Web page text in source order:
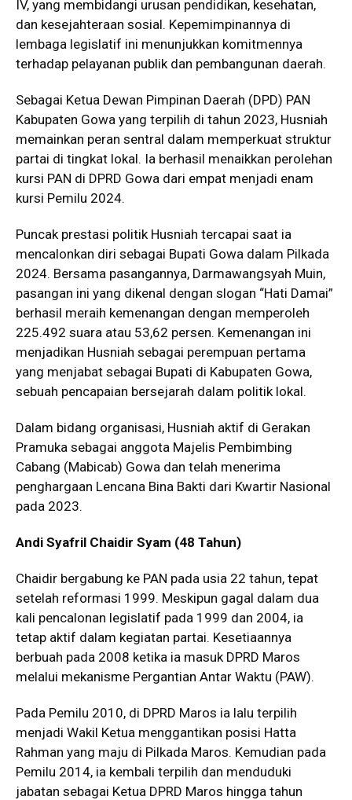
IV, yang membidangi urusan pendidikan, kesehatan,
dan kesejahteraan sosial. Kepemimpinannya di
lembaga legislatif ini menunjukkan komitmennya
terhadap pelayanan publik dan pembangunan daerah.
Sebagai Ketua Dewan Pimpinan Daerah (DPD) PAN
Kabupaten Gowa yang terpilih di tahun 2023, Husniah
memainkan peran sentral dalam memperkuat struktur
partai di tingkat lokal. Ia berhasil menaikkan perolehan
kursi PAN di DPRD Gowa dari empat menjadi enam
kursi Pemilu 2024.
Puncak prestasi politik Husniah tercapai saat ia
mencalonkan diri sebagai Bupati Gowa dalam Pilkada
2024. Bersama pasangannya, Darmawangsyah Muin,
pasangan ini yang dikenal dengan slogan “Hati Damai”
berhasil meraih kemenangan dengan memperoleh
225.492 suara atau 53,62 persen. Kemenangan ini
menjadikan Husniah sebagai perempuan pertama
yang menjabat sebagai Bupati di Kabupaten Gowa,
sebuah pencapaian bersejarah dalam politik lokal.
Dalam bidang organisasi, Husniah aktif di Gerakan
Pramuka sebagai anggota Majelis Pembimbing
Cabang (Mabicab) Gowa dan telah menerima
penghargaan Lencana Bina Bakti dari Kwartir Nasional
pada 2023.
Andi Syafril Chaidir Syam (48 Tahun)
Chaidir bergabung ke PAN pada usia 22 tahun, tepat
setelah reformasi 1999. Meskipun gagal dalam dua
kali pencalonan legislatif pada 1999 dan 2004, ia
tetap aktif dalam kegiatan partai. Kesetiaannya
berbuah pada 2008 ketika ia masuk DPRD Maros
melalui mekanisme Pergantian Antar Waktu (PAW).
Pada Pemilu 2010, di DPRD Maros ia lalu terpilih
menjadi Wakil Ketua menggantikan posisi Hatta
Rahman yang maju di Pilkada Maros. Kemudian pada
Pemilu 2014, ia kembali terpilih dan menduduki
jabatan sebagai Ketua DPRD Maros hingga tahun